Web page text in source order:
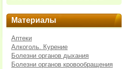
Материалы
Аптеки
Алкоголь. Курение
Болезни органов дыхания
Болезни органов кровообращения